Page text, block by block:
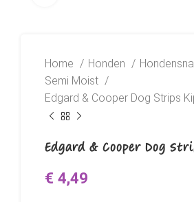
Home Honden
Semi Moist
Edgard & Cooper Dog Strips
Edgard & Cooper Dog
€ 4,49